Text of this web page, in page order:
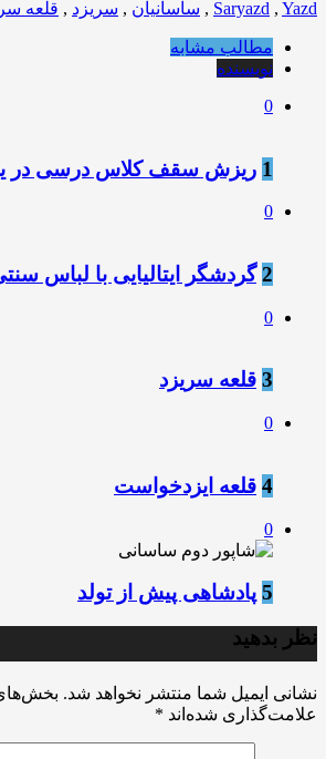
Saryazd , Yazd
, ساسانیان , سریزد , قلعه
مطالب مشابه
نویسنده
0
1 ریزش سقف کلاس درسی در
0
2 گردشگر ایتالیایی با لباس
0
3 قلعه سریزد
0
4 قلعه ایزدخواست
0
5 پادشاهی پیش از تولد
نظر بدهید
نشانی ایمیل شما منتشر نخواهد شد. بخش‌های
علامت‌گذاری شده‌اند *